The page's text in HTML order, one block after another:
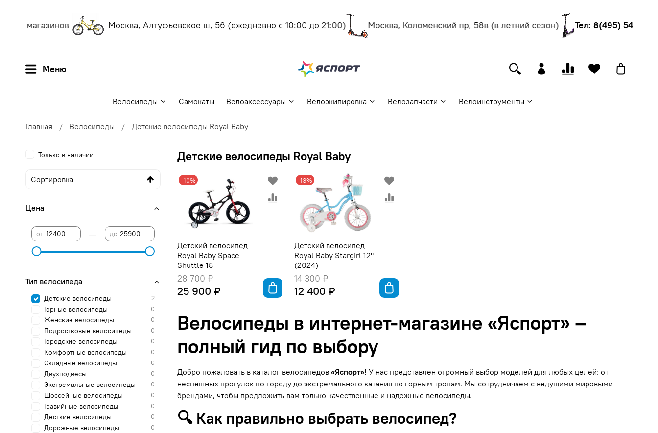
магазинов Москва, Алтуфьевское ш, 56(ежедневно с 10:00 до 21:00) Москва, Коломенский пр, 58в (в летний сезон) Тел: 8(495) 540-55-06
Меню
Велосипеды Самокаты Велоаксессуары Велоэкипировка Велозапчасти Велоинструменты
Главная Велосипеды Детские велосипеды Royal Baby
Детские велосипеды Royal Baby
-10%
Детский велосипед
Royal Baby Space
Shuttle 18
28 700 ₽
25 900 ₽
-13%
Детский велосипед
Royal Baby Stargirl 12"
(2024)
14 300 ₽
12 400 ₽
Велосипеды в интернет-магазине «Яспорт» –
полный гид по выбору
Добро пожаловать в каталог велосипедов «Яспорт»! У нас представлен огромный выбор моделей для любых целей: от
неспешных прогулок по городу до экстремального катания по горным тропам. Мы сотрудничаем с ведущими мировыми
брендами, чтобы предложить вам только качественные и надежные велосипеды.
🔍 Как правильно выбрать велосипед?
Только в наличии
Цена
от до
Тип велосипеда
Детские велосипеды 2
Горные велосипеды 0
Женские велосипеды 0
Подростковые велосипеды 0
Городские велосипеды 0
Комфортные велосипеды 0
Складные велосипеды 0
Двухподвесы 0
Экстремальные велосипеды 0
Шоссейные велосипеды 0
Гравийные велосипеды 0
Десткие велосипеды 0
Дорожные велосипеды 0